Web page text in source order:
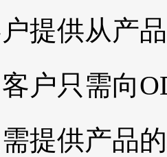
提供从产
户只需向
提供产品